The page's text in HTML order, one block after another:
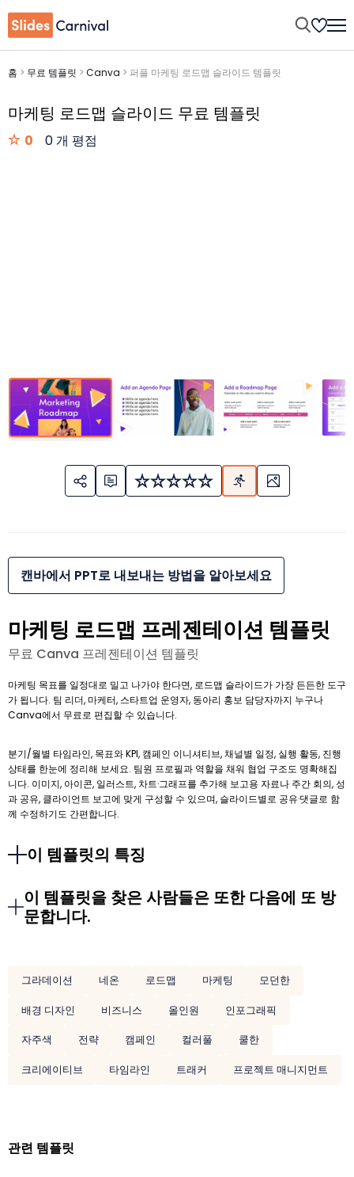
홈 > 무료 템플릿 > Canva > 퍼플 마케팅 로드맵 슬라이드 템플릿
마케팅 로드맵 슬라이드 무료 템플릿
0 0 개 평점
캔바에서 PPT로 내보내는 방법을 알아보세요
마케팅 로드맵 프레젠테이션 템플릿
무료 Canva 프레젠테이션 템플릿
마케팅 목표를 일정대로 밀고 나가야 한다면, 로드맵 슬라이드가 가장 든든한 도구
가 됩니다. 팀 리더, 마케터, 스타트업 운영자, 동아리 홍보 담당자까지 누구나
Canva에서 무료로 편집할 수 있습니다.
분기/월별 타임라인, 목표와 KPI, 캠페인 이니셔티브, 채널별 일정, 실행 활동, 진행
상태를 한눈에 정리해 보세요. 팀원 프로필과 역할을 채워 협업 구조도 명확해집
니다. 이미지, 아이콘, 일러스트, 차트·그래프를 추가해 보고용 자료나 주간 회의, 성
과 공유, 클라이언트 보고에 맞게 구성할 수 있으며, 슬라이드별로 공유·댓글로 함
께 수정하기도 간편합니다.
이 템플릿의 특징
이 템플릿을 찾은 사람들은 또한 다음에 또 방
문합니다.
그라데이션 네온 로드맵 마케팅
모던한
배경 디자인
비즈니스 올인원
인포그래픽
자주색
전략 캠페인 컬러풀
쿨한
크리에이티브
타임라인 트래커 프로젝트 매니지먼트
관련 템플릿